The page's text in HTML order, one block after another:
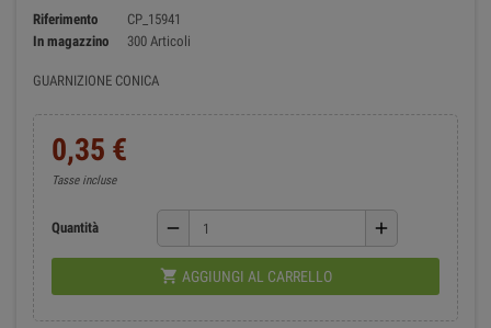
Riferimento
CP_15941
In magazzino
300 Articoli
GUARNIZIONE CONICA
0,35 €
Tasse incluse
Quantità remove add
 AGGIUNGI AL CARRELLO